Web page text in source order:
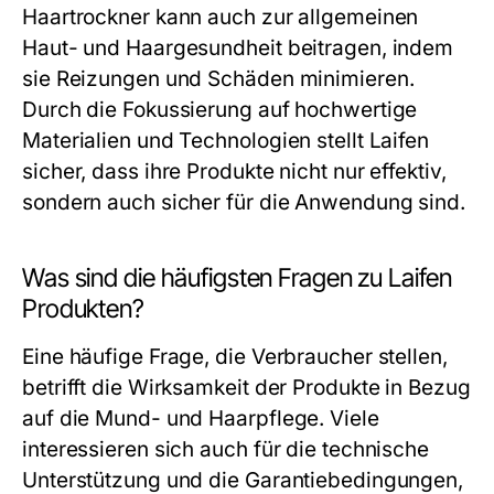
Haartrockner kann auch zur allgemeinen
Haut- und Haargesundheit beitragen, indem
sie Reizungen und Schäden minimieren.
Durch die Fokussierung auf hochwertige
Materialien und Technologien stellt Laifen
sicher, dass ihre Produkte nicht nur effektiv,
sondern auch sicher für die Anwendung sind.
Was sind die häufigsten Fragen zu Laifen
Produkten?
Eine häufige Frage, die Verbraucher stellen,
betrifft die Wirksamkeit der Produkte in Bezug
auf die Mund- und Haarpflege. Viele
interessieren sich auch für die technische
Unterstützung und die Garantiebedingungen,